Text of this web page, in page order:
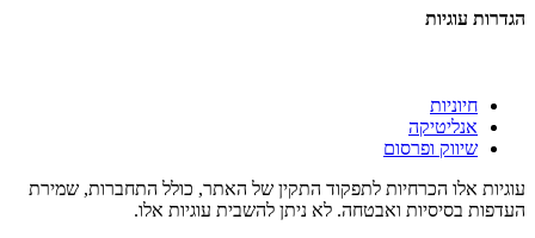
הגדרות עוגיות
חיוניות
אנליטיקה
שיווק ופרסום
עוגיות אלו הכרחיות לתפקוד התקין של האתר, כולל התחברות, שמירת
העדפות בסיסיות ואבטחה. לא ניתן להשבית עוגיות אלו.